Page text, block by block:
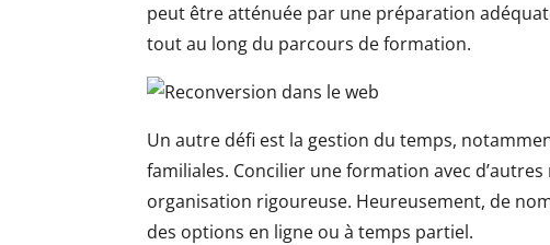
peut être atténuée par une préparation
tout au long du parcours de formation.
Un autre défi est la gestion du temps,
familiales. Concilier une formation avec
organisation rigoureuse. Heureusement, de
des options en ligne ou à temps partiel.